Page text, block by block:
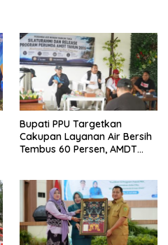
Bupati PPU Targetkan
Cakupan Layanan Air Bersih
Tembus 60 Persen, AMDT